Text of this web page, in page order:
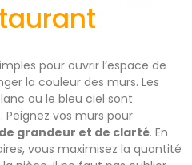
pour ouvrir l’espace de
la couleur des murs. Les
ou le bleu ciel sont
vos murs pour
grandeur et de clarté. En
vous maximisez la quantité